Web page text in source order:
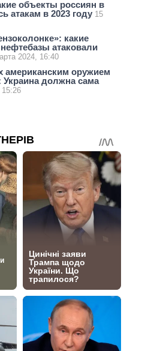
объекты россиян в
атакам в 2023 году 15
какие
атаковали
2024, 16:40
американским оружием
Украина должна сама